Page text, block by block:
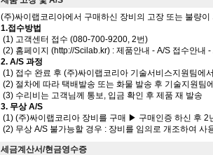
(주)싸이랩코리아에서 구매하신 장비의 고장 또는 불량
1.접수방법
(1) 고객센터 접수 (080-700-9200, 2번)
(2) 홈페이지 (http://Scilab.kr) : 제품안내 - A/S 접수안내 -
2. A/S 과정
(1) 접수 완료 후 (주)싸이랩코리아 기술서비스지원팀에
(2) 절차에 따라 택배발송 또는 화물 발송 후 기술지원팀
(3) 수리비는 고객님께 통보, 입금 확인 후 제품 재 발송
3. 무상 A/S
(1) (주)싸이랩코리아 장비를 구매 ▶ 구매인증 하신 후 2
(2) 무상 A/S 불가능할 경우 : 장비를 임의로 개조하여 사
세금계산서/현금영수증